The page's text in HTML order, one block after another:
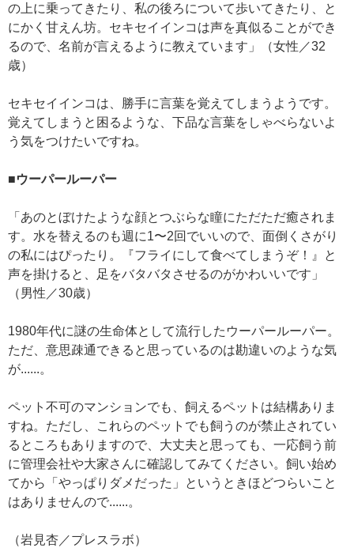
の上に乗ってきたり、私の後ろについて歩いてきたり、と
にかく甘えん坊。セキセイインコは声を真似ることができ
るので、名前が言えるように教えています」（女性／32
歳）
セキセイインコは、勝手に言葉を覚えてしまうようです。
覚えてしまうと困るような、下品な言葉をしゃべらないよ
う気をつけたいですね。
■ウーパールーパー
「あのとぼけたような顔とつぶらな瞳にただただ癒されま
す。水を替えるのも週に1〜2回でいいので、面倒くさがり
の私にはぴったり。『フライにして食べてしまうぞ！』と
声を掛けると、足をバタバタさせるのがかわいいです」
（男性／30歳）
1980年代に謎の生命体として流行したウーパールーパー。
ただ、意思疎通できると思っているのは勘違いのような気
が......。
ペット不可のマンションでも、飼えるペットは結構ありま
すね。ただし、これらのペットでも飼うのが禁止されてい
るところもありますので、大丈夫と思っても、一応飼う前
に管理会社や大家さんに確認してみてください。飼い始め
てから「やっぱりダメだった」というときほどつらいこと
はありませんので......。
（岩見杏／プレスラボ）